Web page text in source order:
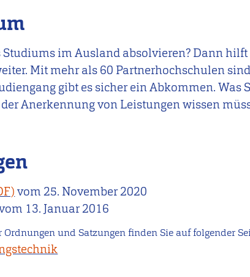
im Ausland absolvieren? Dann
Mit mehr als 60 Partnerhochschulen
gibt es sicher ein Abkommen. Was
Anerkennung von Leistungen wissen
vom25. November 2020
13. Januar 2016
und Satzungen finden Sie auf folgender